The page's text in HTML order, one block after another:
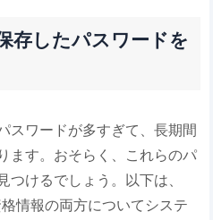
存したパスワードを
スワードが多すぎて、長期間
ます。おそらく、これらのパ
けるでしょう。以下は、
情報の両方についてシステ